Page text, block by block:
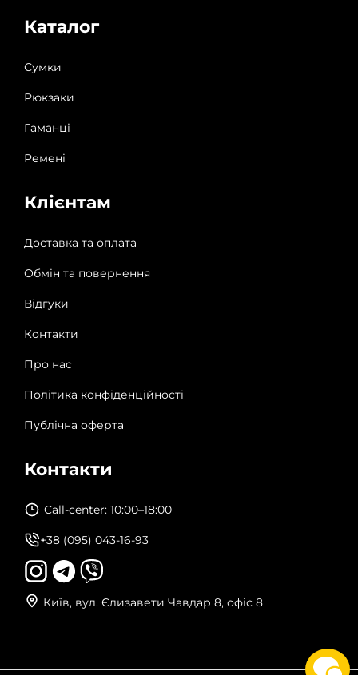
Каталог
Сумки
Рюкзаки
Гаманці
Ремені
Клієнтам
Доставка та оплата
Обмін та повернення
Відгуки
Контакти
Про нас
Політика конфіденційності
Публічна оферта
Контакти
Call-center: 10:00–18:00
+38 (095) 043-16-93
Київ, вул. Єлизавети Чавдар 8, офіс 8